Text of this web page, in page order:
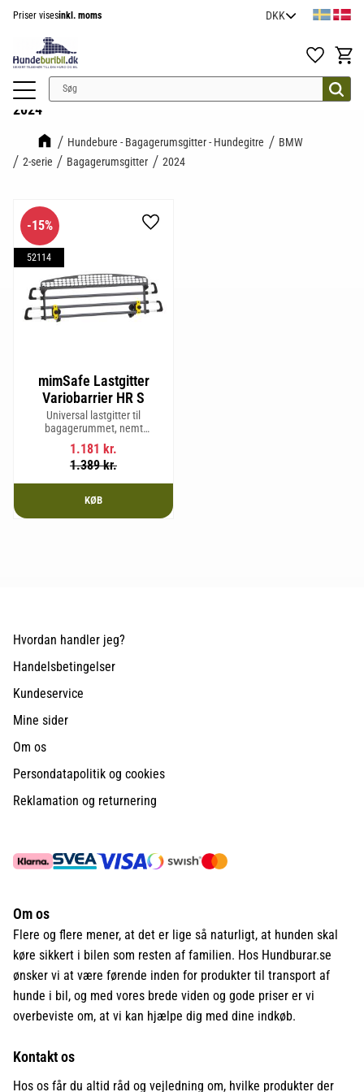
Priser visesinkl. moms
Favoritter
2024
Hundebure - Bagagerumsgitter - Hundegitre
BMW
2-serie
Bagagerumsgitter 2024
mimSafe Lastgitter
Variobarrier HR S
Universal lastgitter til
bagagerummet, nemt
justerbart for at passe bilens
form og sikre en tryg og sikker
rejse med kæledyr eller last.
1.181 kr.
1.389kr.
15%
52114
Gem som favorit
KØB
Hvordan handler jeg?
Handelsbetingelser
Kundeservice
Mine sider
Om os
Persondatapolitik og cookies
Reklamation og returnering
Om os
Flere og flere mener, at det er lige så naturligt, at hunden skal
køre sikkert i bilen som resten af familien. Hos Hundburar.se
ønsker vi at være førende inden for produkter til transport af
hunde i bil, og med vores brede viden og gode priser er vi
overbeviste om, at vi kan hjælpe dig med dine indkøb.
Kontakt os
Hos os får du altid råd og vejledning om, hvilke produkter der